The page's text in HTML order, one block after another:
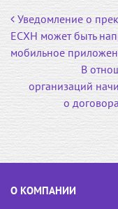
o
o
k
l
a
s
s
n
i
k
t
e
r
Навигация
Уведомление о
ЕСХН может быть
мобильное
В
организаций
о
О КОМПАНИИ